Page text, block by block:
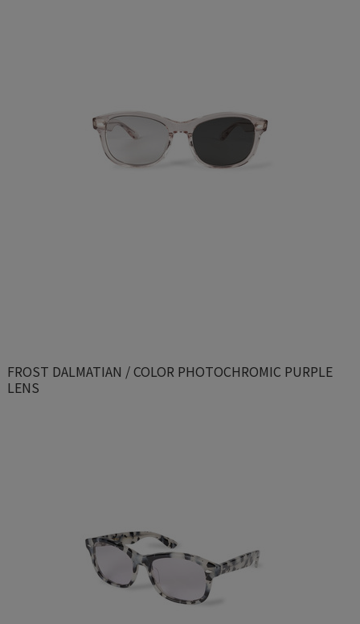
FROST DALMATIAN / COLOR PHOTOCHROMIC PURPLE
LENS